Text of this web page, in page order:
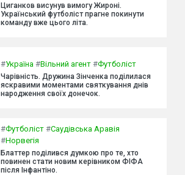
Циганков висунув вимогу Жироні.
Український футболіст прагне покинути
команду вже цього літа.
#Україна #Вільний агент #Футболіст
Чарівність. Дружина Зінченка поділилася
яскравими моментами святкування днів
народження своїх донечок.
#Футболіст #Саудівська Аравія
#Норвегія
Блаттер поділився думкою про те, хто
повинен стати новим керівником ФІФА
після Інфантіно.